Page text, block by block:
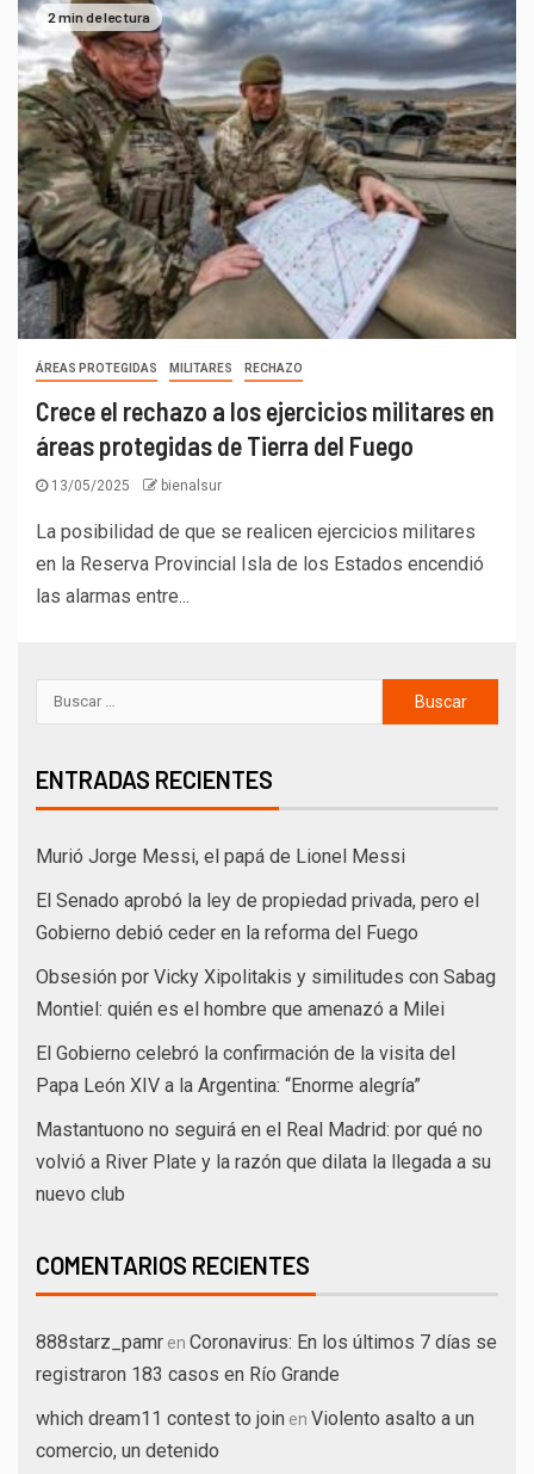
2 min de lectura
ÁREAS PROTEGIDAS MILITARES RECHAZO
Crece el rechazo a los ejercicios militares en
áreas protegidas de Tierra del Fuego
13/05/2025 bienalsur
La posibilidad de que se realicen ejercicios militares
en la Reserva Provincial Isla de los Estados encendió
las alarmas entre...
ENTRADAS RECIENTES
Murió Jorge Messi, el papá de Lionel Messi
El Senado aprobó la ley de propiedad privada, pero el
Gobierno debió ceder en la reforma del Fuego
Obsesión por Vicky Xipolitakis y similitudes con Sabag
Montiel: quién es el hombre que amenazó a Milei
El Gobierno celebró la confirmación de la visita del
Papa León XIV a la Argentina: “Enorme alegría”
Mastantuono no seguirá en el Real Madrid: por qué no
volvió a River Plate y la razón que dilata la llegada a su
nuevo club
COMENTARIOS RECIENTES
888starz_pamr en Coronavirus: En los últimos 7 días se
registraron 183 casos en Río Grande
which dream11 contest to join en Violento asalto a un
comercio, un detenido